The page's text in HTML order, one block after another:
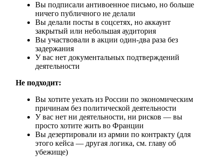
Вы подписали антивоенное письмо, но больше
ничего публичного не делали
Вы делали посты в соцсетях, но аккаунт
закрытый или небольшая аудитория
Вы участвовали в акции один-два раза без
задержания
У вас нет документальных подтверждений
деятельности
Не подходит:
Вы хотите уехать из России по экономическим
причинам без политической деятельности
У вас нет ни деятельности, ни рисков — вы
просто хотите жить во Франции
Вы дезертировали из армии по контракту (для
этого кейса — другая логика, см. главу об
убежище)